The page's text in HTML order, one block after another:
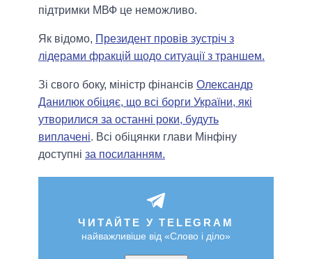
підтримки МВФ це неможливо.
Як відомо, Президент провів зустріч з
лідерами фракцій щодо ситуації з траншем.
Зі свого боку, міністр фінансів Олександр
Данилюк обіцяє, що всі борги України, які
утворилися за останні роки, будуть
виплачені. Всі обіцянки глави Мінфіну
доступні за посиланням.
ЧИТАЙТЕ У TELEGRAM
найважливіше від «Слово і діло»